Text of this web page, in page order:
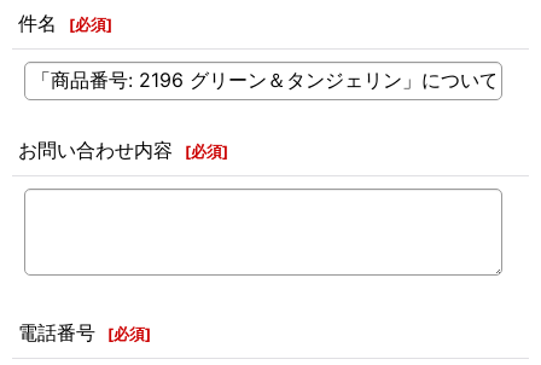
件名 [必須]
お問い合わせ内容 [必須]
電話番号 [必須]